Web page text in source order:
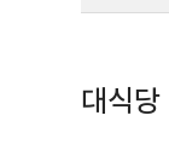
대식당